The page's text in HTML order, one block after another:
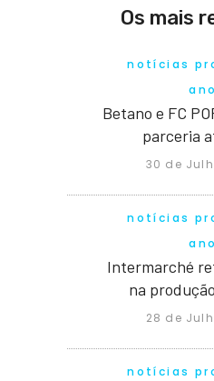
Os mais
notícias
ano
Betano e FC
parceria
30 de
notícias
ano
Intermarché
na
28 de
notícias